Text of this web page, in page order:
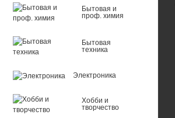
Бытовая и
проф. химия
Бытовая
техника
Электроника
Хобби и
творчество